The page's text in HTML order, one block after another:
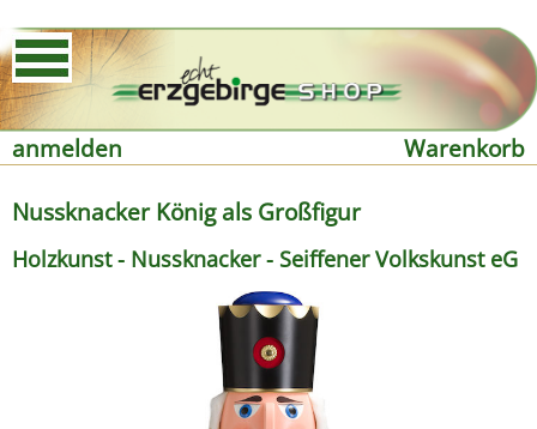
anmelden
Warenkorb
Nussknacker König als Großfigur
Holzkunst - Nussknacker - Seiffener Volkskunst eG